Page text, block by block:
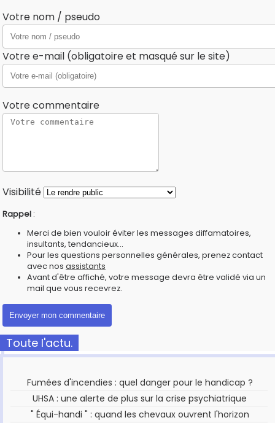
Votre nom / pseudo
Votre e-mail (obligatoire et masqué sur le site)
Votre commentaire
Visibilité
Rappel :
Merci de bien vouloir éviter les messages diffamatoires,
insultants, tendancieux...
Pour les questions personnelles générales, prenez contact
avec nos assistants
Avant d'être affiché, votre message devra être validé via un
mail que vous recevrez.
Toute l'actu.
Fumées d'incendies : quel danger pour le handicap ?
UHSA : une alerte de plus sur la crise psychiatrique
" Équi-handi " : quand les chevaux ouvrent l'horizon